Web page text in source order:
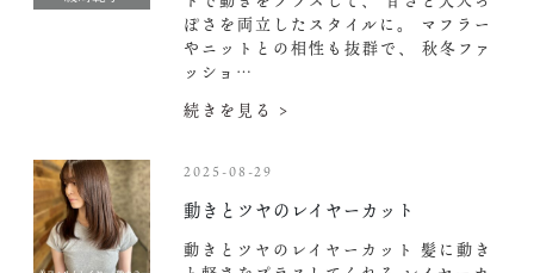
ぽさを両立したスタイルに。 マフラー
やニットとの相性も抜群で、 秋冬ファ
ッショ…
続きを見る >
2025-08-29
動きとツヤのレイヤーカット‍
動きとツヤのレイヤーカット‍ 髪に動き